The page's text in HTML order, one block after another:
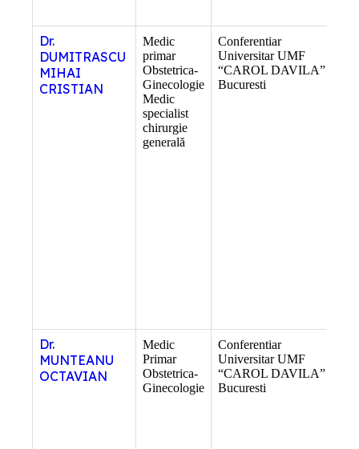
Dr.
DUMITRASCU
MIHAI
CRISTIAN
Medic
primar
Obstetrica-
Ginecologie
Medic
specialist
chirurgie
generală
Conferentiar
Universitar UMF
“CAROL DAVILA”
Bucuresti
Dr.
MUNTEANU
OCTAVIAN
Medic
Primar
Obstetrica-
Ginecologie
Conferentiar
Universitar UMF
“CAROL DAVILA”
Bucuresti